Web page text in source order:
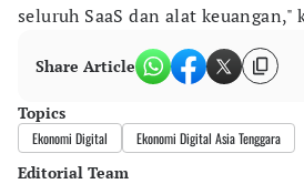
seluruh SaaS dan alat keuangan,"
Share Article
Topics
Ekonomi Digital Ekonomi Digital Asia Tenggara
Editorial Team